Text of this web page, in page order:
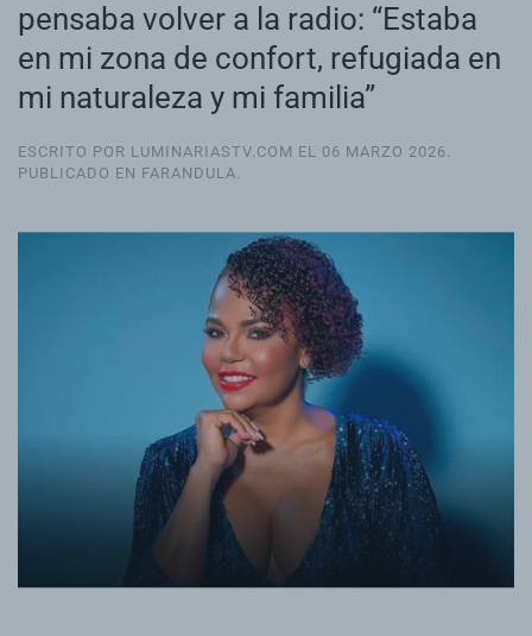
pensaba volver a la radio: “Estaba
en mi zona de confort, refugiada en
mi naturaleza y mi familia”
ESCRITO POR LUMINARIASTV.COM EL 06 MARZO 2026.
PUBLICADO EN FARANDULA.